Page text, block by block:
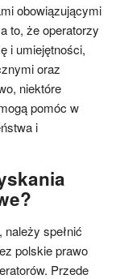
obowiązującymi
to, że operatorzy
i umiejętności,
oraz
niektóre
pomóc w
i
spełnić
polskie prawo
Przede